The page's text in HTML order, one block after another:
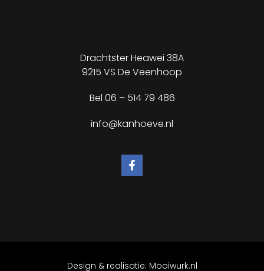
Drachtster Heawei 38A
9215 VS De Veenhoop
Bel 06 – 514 79 486
info@kanhoeve.nl
Design & realisatie: Mooiwurk.nl